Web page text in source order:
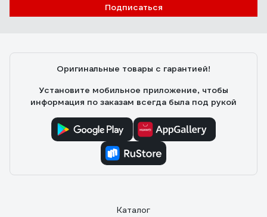
Подписаться
Оригинальные товары с гарантией!
Установите мобильное приложение, чтобы
информация по заказам всегда была под рукой
Каталог